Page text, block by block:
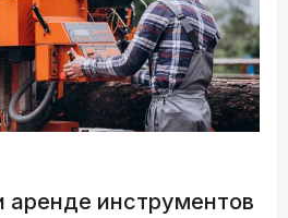
инструментов